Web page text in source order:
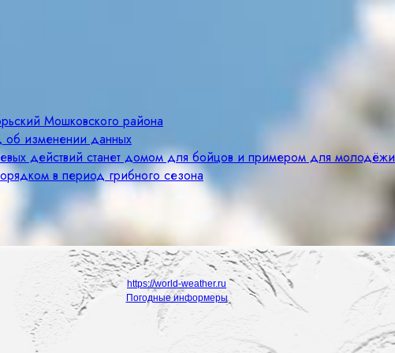
Мошковского района
об изменении данных
действий станет домом для бойцов и примером для молодёжи
в период грибного сезона
https://world-weather.ru
Погодные информеры